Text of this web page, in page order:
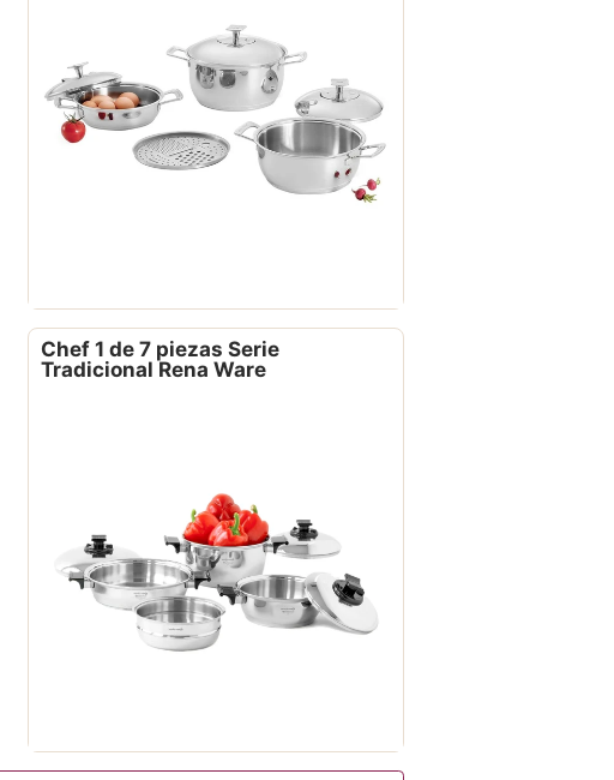
Chef 1 de 7 piezas Serie
Tradicional Rena Ware